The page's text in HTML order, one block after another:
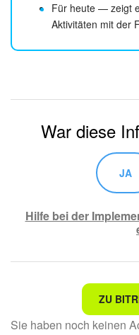
Für heute — zeigt
Aktivitäten mit der
War diese
JA
Hilfe bei der
Nicht das, wonach
Kompliziert und
ZU
Sie haben noch keinen